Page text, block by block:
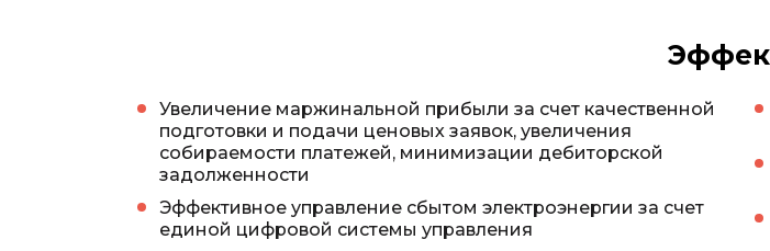
Увеличение маржинальной прибыли за счет качественной
подготовки и подачи ценовых заявок, увеличения
собираемости платежей, минимизации дебиторской
задолженности
Эффективное управление сбытом электроэнергии за счет
единой цифровой системы управления